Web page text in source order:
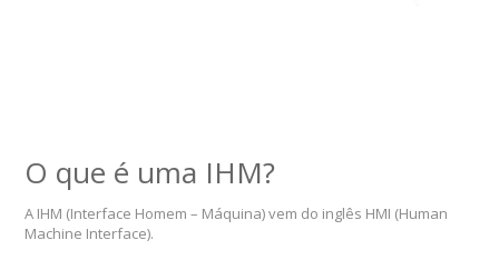
O que é uma IHM?
A IHM (Interface Homem – Máquina) vem do inglês HMI (Human
Machine Interface).